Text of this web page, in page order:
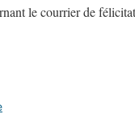
le courrier de